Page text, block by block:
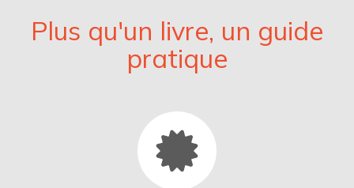
Plus qu'un livre, un guide
pratique